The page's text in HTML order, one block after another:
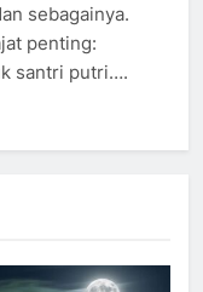
sebagainya.
penting:
santri putri….